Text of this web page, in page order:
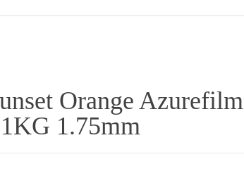
Orange Azurefilm
1.75mm